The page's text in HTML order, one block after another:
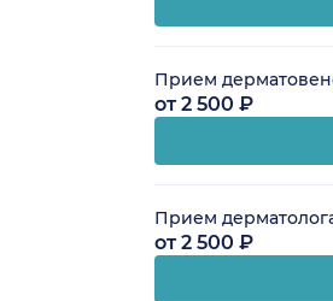
Прием
от 2 500 ₽
Прием
от 2 500 ₽